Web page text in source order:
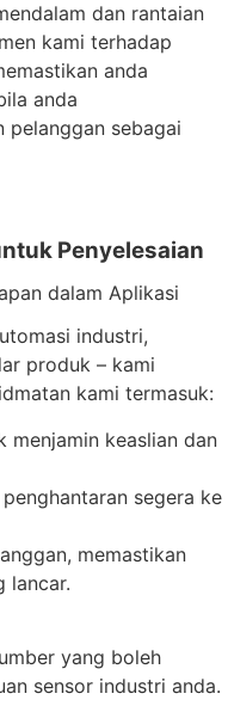
dan rantaian
kami terhadap
anda
anda
pelanggan sebagai
Penyelesaian
dalam Aplikasi
industri,
produk – kami
kami termasuk:
menjamin keaslian dan
segera ke
memastikan
lancar.
yang boleh
sensor industri anda.